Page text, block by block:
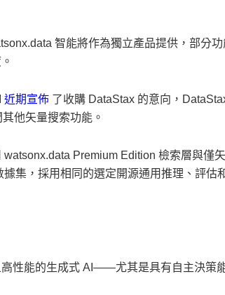
智能將作為獨立產品提供，部分
近期宣佈 了收購 DataStax 的意向，
他矢量搜索功能。
watsonx.data Premium Edition 檢索層與僅
據集，採用相同的選定開源通用推理、評
性能的生成式 AI——尤其是具有自主決策